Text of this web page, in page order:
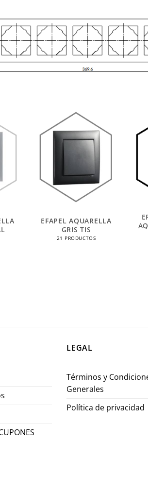
EFAPEL AQUARELLA
GRIS TIS
21 PRODUCTOS
LEGAL
Términos y
Generales
Política de privacidad